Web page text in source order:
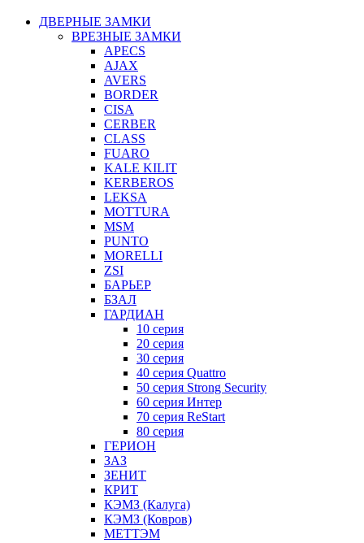
ДВЕРНЫЕ ЗАМКИ
ВРЕЗНЫЕ ЗАМКИ
APECS
AJAX
AVERS
BORDER
CISA
CERBER
CLASS
FUARO
KALE KILIT
KERBEROS
LEKSA
MOTTURA
MSM
PUNTO
MORELLI
ZSI
БАРЬЕР
БЗАЛ
ГАРДИАН
10 серия
20 серия
30 серия
40 серия Quattro
50 серия Strong Security
60 серия Интер
70 серия ReStart
80 серия
ГЕРИОН
ЗАЗ
ЗЕНИТ
КРИТ
КЭМЗ (Калуга)
КЭМЗ (Ковров)
МЕТТЭМ